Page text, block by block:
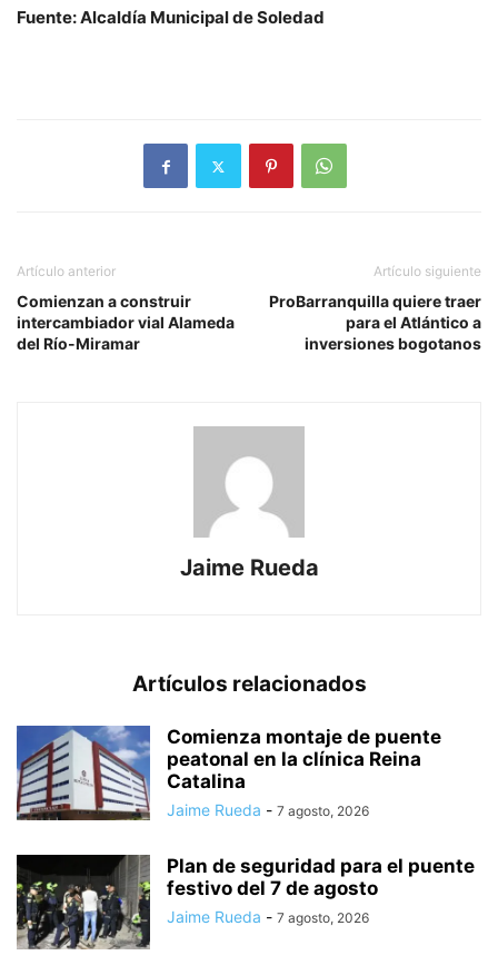
Fuente: Alcaldía Municipal de Soledad
Artículo anterior
Comienzan a construir
intercambiador vial Alameda
del Río-Miramar
Artículo siguiente
ProBarranquilla quiere traer
para el Atlántico a
inversiones bogotanos
Jaime Rueda
Artículos relacionados
Comienza montaje de puente
peatonal en la clínica Reina
Catalina
Jaime Rueda - 7 agosto, 2026
Plan de seguridad para el puente
festivo del 7 de agosto
Jaime Rueda - 7 agosto, 2026